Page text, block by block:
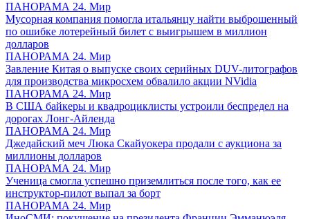
ПАНОРАМА 24. Мир
Мусорная компания помогла итальянцу найти выброшенный
по ошибке лотерейный билет с выигрышем в миллион
долларов
ПАНОРАМА 24. Мир
Завление Китая о выпуске своих серийных DUV-литографов
для производства микросхем обвалило акции NVidia
ПАНОРАМА 24. Мир
В США байкеры и квадроциклисты устроили беспредел на
дорогах Лонг-Айленда
ПАНОРАМА 24. Мир
Джедайский меч Люка Скайуокера продали с аукциона за
миллионы долларов
ПАНОРАМА 24. Мир
Ученица смогла успешно приземлиться после того, как ее
инструктор-пилот выпал за борт
ПАНОРАМА 24. Мир